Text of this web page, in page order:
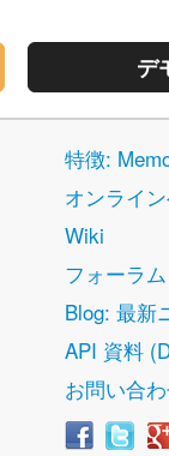
デ
特徴:
オンライ
Wiki
フォーラム
Blog: 最新
API 資料
お問い合